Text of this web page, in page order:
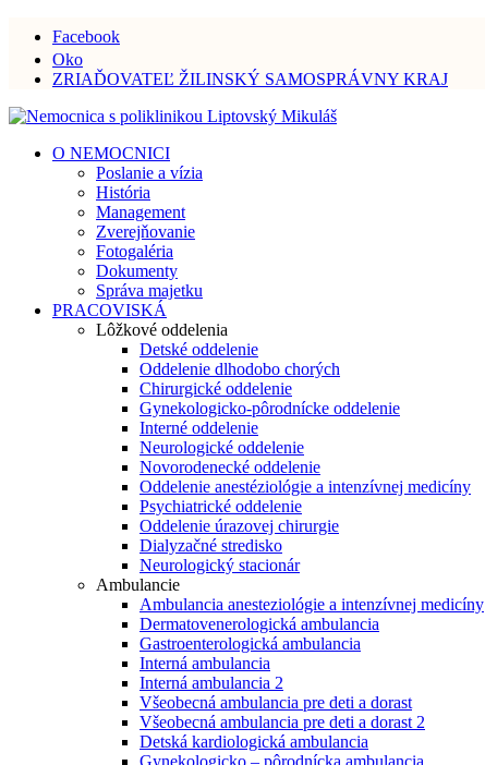
Facebook
Oko
ZRIAĎOVATEĽ ŽILINSKÝ SAMOSPRÁVNY KRAJ
O NEMOCNICI
Poslanie a vízia
História
Management
Zverejňovanie
Fotogaléria
Dokumenty
Správa majetku
PRACOVISKÁ
Lôžkové oddelenia
Detské oddelenie
Oddelenie dlhodobo chorých
Chirurgické oddelenie
Gynekologicko-pôrodnícke oddelenie
Interné oddelenie
Neurologické oddelenie
Novorodenecké oddelenie
Oddelenie anestéziológie a intenzívnej medicíny
Psychiatrické oddelenie
Oddelenie úrazovej chirurgie
Dialyzačné stredisko
Neurologický stacionár
Ambulancie
Ambulancia anesteziológie a intenzívnej medicíny
Dermatovenerologická ambulancia
Gastroenterologická ambulancia
Interná ambulancia
Interná ambulancia 2
Všeobecná ambulancia pre deti a dorast
Všeobecná ambulancia pre deti a dorast 2
Detská kardiologická ambulancia
Gynekologicko – pôrodnícka ambulancia